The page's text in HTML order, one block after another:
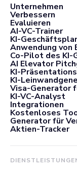
Unternehmen
Verbessern
Evaluieren
AI-VC-Trainer
KI-
Anwendung von
Co-Pilot des KI-
AI Elevator
KI-
KI-
Visa-Generator
KI-VC-Analyst
Integrationen
Kostenloses
Generator für
Aktien-Tracker